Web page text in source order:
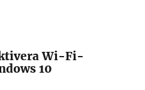
Wi-Fi-
10